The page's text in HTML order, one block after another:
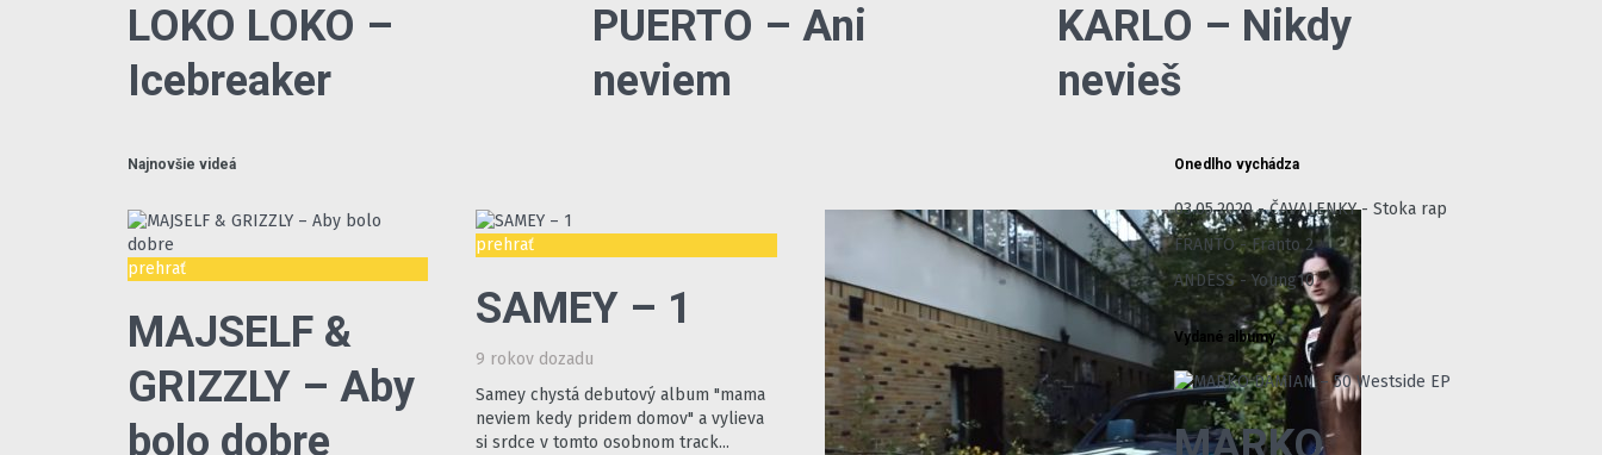
LOKO LOKO –
Icebreaker
PUERTO – Ani
neviem
KARLO – Nikdy
nevieš
Najnovšie videá
prehrať
MAJSELF &
GRIZZLY – Aby
bolo dobre
prehrať
SAMEY – 1
9 rokov dozadu
Samey chystá debutový album "mama
neviem kedy pridem domov" a vylieva
si srdce v tomto osobnom track...
Onedlho vychádza
03.05.2020 - ČAVALENKY - Stoka rap
FRANTO - Franto 2
ANDESS - Young10
Vydané albumy